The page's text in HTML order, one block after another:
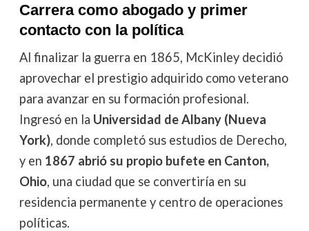
Carrera como abogado y primer
contacto con la política
Al finalizar la guerra en 1865, McKinley decidió
aprovechar el prestigio adquirido como veterano
para avanzar en su formación profesional.
Ingresó en la Universidad de Albany (Nueva
York), donde completó sus estudios de Derecho,
y en 1867 abrió su propio bufete en Canton,
Ohio, una ciudad que se convertiría en su
residencia permanente y centro de operaciones
políticas.